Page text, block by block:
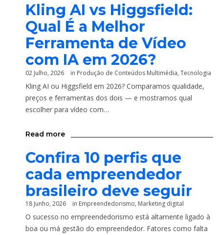
Kling AI vs Higgsfield:
Qual É a Melhor
Ferramenta de Vídeo
com IA em 2026?
02 Julho, 2026 in Produção de Conteúdos Multimédia, Tecnologia
Kling AI ou Higgsfield em 2026? Comparamos qualidade,
preços e ferramentas dos dois — e mostramos qual
escolher para vídeo com…
Read more
Confira 10 perfis que
cada empreendedor
brasileiro deve seguir
18 Junho, 2026 in Empreendedorismo, Marketing digital
O sucesso no empreendedorismo está altamente ligado à
boa ou má gestão do empreendedor. Fatores como falta